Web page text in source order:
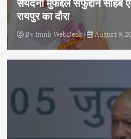
रायपुर का दौरा
By Imnb WebDesk August 9,